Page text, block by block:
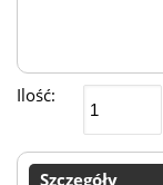
Ilość:
Szczegóły